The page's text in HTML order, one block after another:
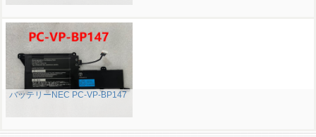
バッテリーNEC PC-VP-BP147